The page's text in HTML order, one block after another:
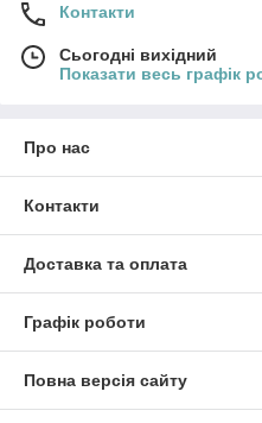
Контакти
Сьогодні вихідний
Показати весь графік
Про нас
Контакти
Доставка та оплата
Графік роботи
Повна версія сайту